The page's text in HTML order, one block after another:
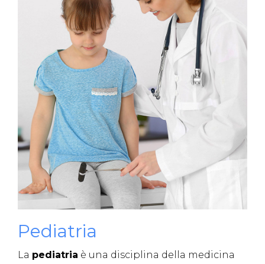
Pediatria
La pediatria è una disciplina della medicina